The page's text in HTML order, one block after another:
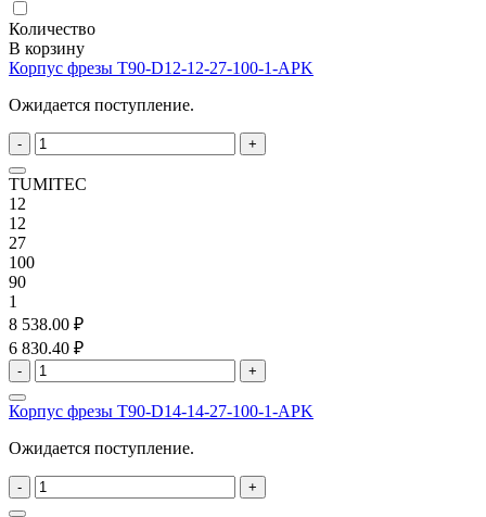
Количество
В корзину
Корпус фрезы T90-D12-12-27-100-1-APK
Ожидается поступление.
- +
TUMITEC
12
12
27
100
90
1
8 538.00 ₽
6 830.40 ₽
- +
Корпус фрезы T90-D14-14-27-100-1-APK
Ожидается поступление.
- +